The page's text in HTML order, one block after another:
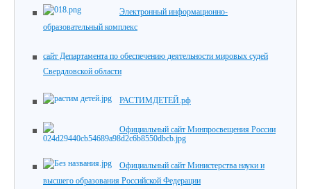
Электронный информационно-
образовательный комплекс
сайт Департамента по обеспечению деятельности мировых судей
Свердловской области
РАСТИМДЕТЕЙ.рф
Официальный сайт Минпросвещения России
Официальный сайт Министерства науки и
высшего образования Российской Федерации